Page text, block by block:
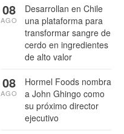
Desarrollan en Chile
una plataforma para
transformar sangre de
cerdo en ingredientes
de alto valor
08
AGO
Hormel Foods nombra
a John Ghingo como
su próximo director
ejecutivo
08
AGO